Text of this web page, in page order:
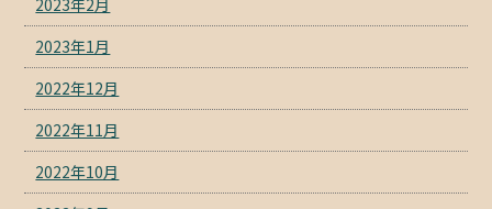
2023年1月
2022年12月
2022年11月
2022年10月